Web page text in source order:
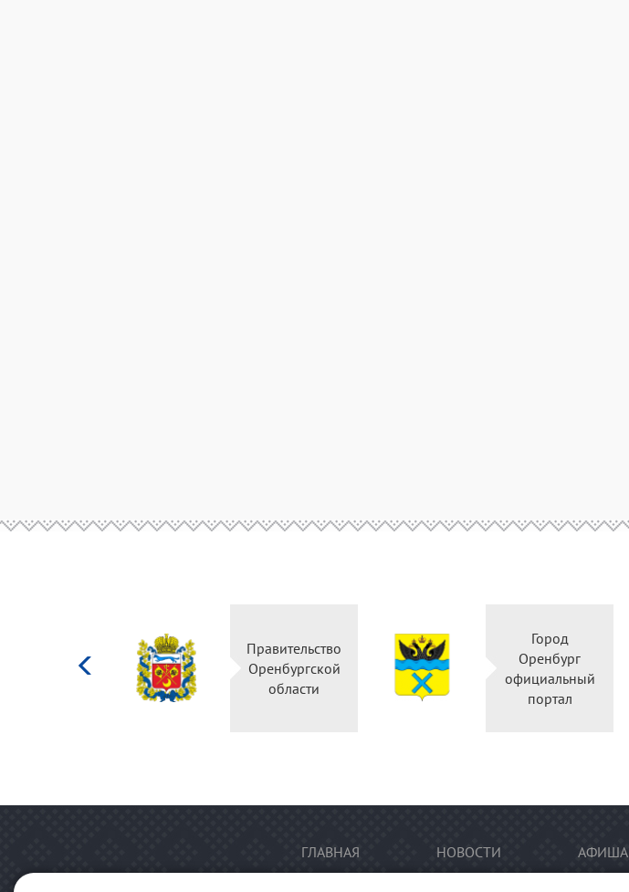
Правительство
Оренбургской
области
Город
Оренбург
официальный
портал
ГЛАВНАЯ НОВОСТИ АФИША